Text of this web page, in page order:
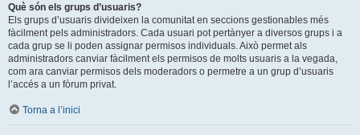
Què són els grups d’usuaris?
Els grups d’usuaris divideixen la comunitat en seccions gestionables més
fàcilment pels administradors. Cada usuari pot pertànyer a diversos grups i a
cada grup se li poden assignar permisos individuals. Això permet als
administradors canviar fàcilment els permisos de molts usuaris a la vegada,
com ara canviar permisos dels moderadors o permetre a un grup d’usuaris
l’accés a un fòrum privat.
Torna a l’inici